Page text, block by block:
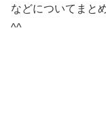
などについてまと
^^